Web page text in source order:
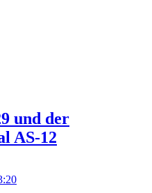
und der
AS-12